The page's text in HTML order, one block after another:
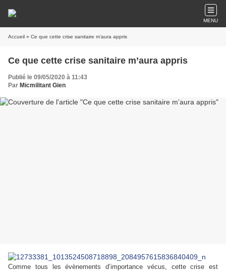
MENU
Accueil » Ce que cette crise sanitaire m’aura appris
Ce que cette crise sanitaire m’aura appris
Publié le 09/05/2020 à 11:43
Par Micmilitant Gien
Comme tous les évènements d’importance vécus, cette crise est